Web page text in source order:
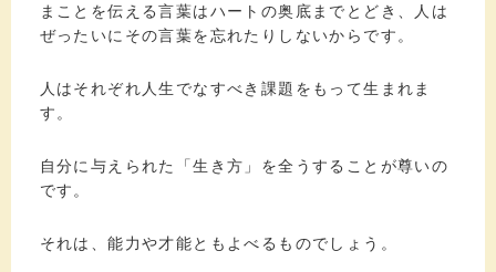
まことを伝える言葉はハートの奥底までとどき、人は
ぜったいにその言葉を忘れたりしないからです。
人はそれぞれ人生でなすべき課題をもって生まれま
す。
自分に与えられた「生き方」を全うすることが尊いの
です。
それは、能力や才能ともよべるものでしょう。